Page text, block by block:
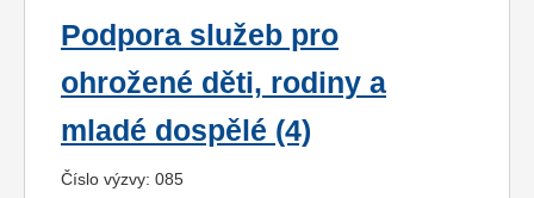
Podpora služeb pro
ohrožené děti, rodiny a
mladé dospělé (4)
Číslo výzvy: 085